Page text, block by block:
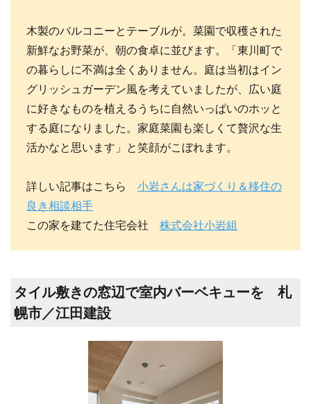
木製のバルコニーとテーブルが。菜園で収穫された
新鮮なお野菜が、朝の食卓に並びます。「東川町で
の暮らしに不満は全くありません。庭は当初はイン
グリッシュガーデン風を考えていましたが、広い庭
に好きなものを植えるうちに自然いっぱいのホッと
する庭になりました。家庭菜園も楽しくて贅沢な生
活かなと思います」と笑顔がこぼれます。
詳しい記事はこちら 小岩さんは家づくり＆移住の
良き相談相手
この家を建てた住宅会社 株式会社小岩組
タイル敷きの窓辺で室内バーベキューを 札
幌市／江田建設